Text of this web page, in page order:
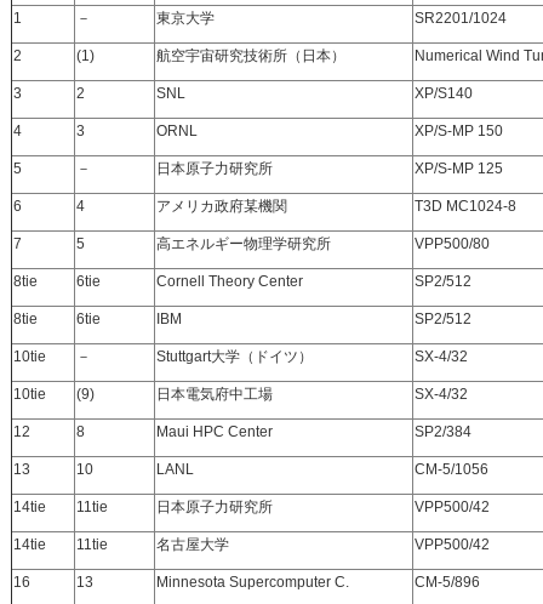
1 － 東京大学 SR2201/1024
2 (1) 航空宇宙研究技術所（日本） Numerical Wind
3 2 SNL XP/S140
4 3 ORNL XP/S-MP 150
5 － 日本原子力研究所 XP/S-MP 125
6 4 アメリカ政府某機関 T3D MC1024-8
7 5 高エネルギー物理学研究所 VPP500/80
8tie 6tie Cornell Theory Center SP2/512
8tie 6tie IBM SP2/512
10tie － Stuttgart大学（ドイツ） SX-4/32
10tie (9) 日本電気府中工場 SX-4/32
12 8 Maui HPC Center SP2/384
13 10 LANL CM-5/1056
14tie 11tie 日本原子力研究所 VPP500/42
14tie 11tie 名古屋大学 VPP500/42
16 13 Minnesota Supercomputer C. CM-5/896